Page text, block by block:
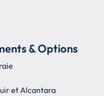
& Options
et Alcantara